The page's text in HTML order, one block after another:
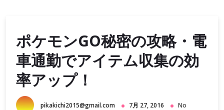
ポケモンGO秘密の攻略・電
車通勤でアイテム収集の効
率アップ！
pikakichi2015@gmail.com 7月 27, 2016
No